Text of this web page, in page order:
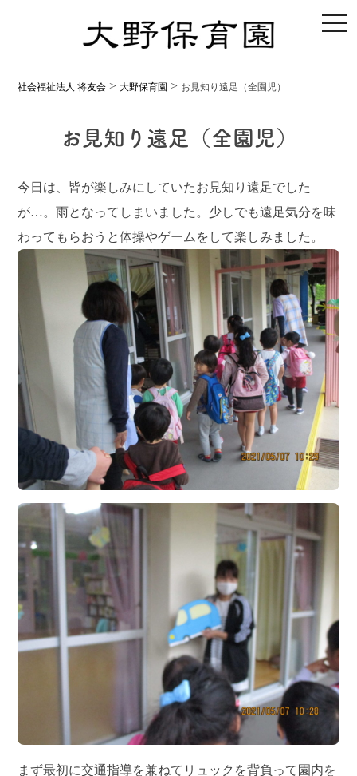
社会福祉法人 将友会 >大野保育園 > お見知り遠足（全園児）
お見知り遠足（全園児）
今日は、皆が楽しみにしていたお見知り遠足でした
が…。雨となってしまいました。少しでも遠足気分を味
わってもらおうと体操やゲームをして楽しみました。
まず最初に交通指導を兼ねてリュックを背負って園内を